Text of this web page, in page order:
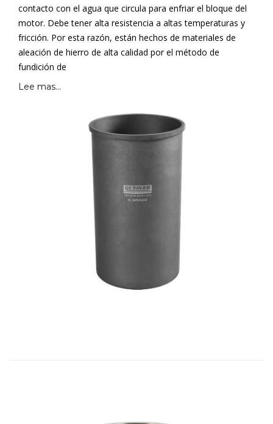
contacto con el agua que circula para enfriar el bloque del
motor. Debe tener alta resistencia a altas temperaturas y
fricción. Por esta razón, están hechos de materiales de
aleación de hierro de alta calidad por el método de
fundición de
Lee mas...